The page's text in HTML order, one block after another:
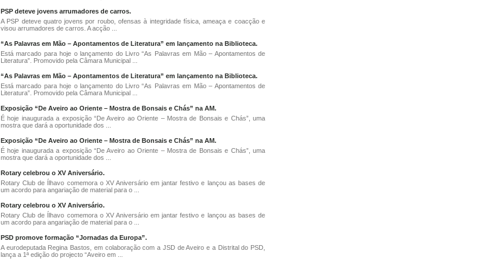
PSP deteve jovens arrumadores de carros.
A PSP deteve quatro jovens por roubo, ofensas à integridade física, ameaça e coacção e
visou arrumadores de carros. A acção ...
“As Palavras em Mão – Apontamentos de Literatura” em lançamento na Biblioteca.
Está marcado para hoje o lançamento do Livro “As Palavras em Mão – Apontamentos de
Literatura”. Promovido pela Câmara Municipal ...
“As Palavras em Mão – Apontamentos de Literatura” em lançamento na Biblioteca.
Está marcado para hoje o lançamento do Livro “As Palavras em Mão – Apontamentos de
Literatura”. Promovido pela Câmara Municipal ...
Exposição “De Aveiro ao Oriente – Mostra de Bonsais e Chás” na AM.
É hoje inaugurada a exposição “De Aveiro ao Oriente – Mostra de Bonsais e Chás”, uma
mostra que dará a oportunidade dos ...
Exposição “De Aveiro ao Oriente – Mostra de Bonsais e Chás” na AM.
É hoje inaugurada a exposição “De Aveiro ao Oriente – Mostra de Bonsais e Chás”, uma
mostra que dará a oportunidade dos ...
Rotary celebrou o XV Aniversário.
Rotary Club de Ílhavo comemora o XV Aniversário em jantar festivo e lançou as bases de
um acordo para angariação de material para o ...
Rotary celebrou o XV Aniversário.
Rotary Club de Ílhavo comemora o XV Aniversário em jantar festivo e lançou as bases de
um acordo para angariação de material para o ...
PSD promove formação “Jornadas da Europa”.
A eurodeputada Regina Bastos, em colaboração com a JSD de Aveiro e a Distrital do PSD,
lança a 1ª edição do projecto “Aveiro em ...